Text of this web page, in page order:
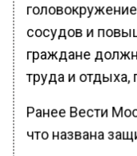
сосудов и
граждане
труда и отдыха,
Ранее Вести
что названа